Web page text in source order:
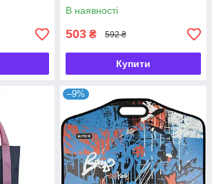
В наявності
503 ₴ 592 ₴
Купити
–9%